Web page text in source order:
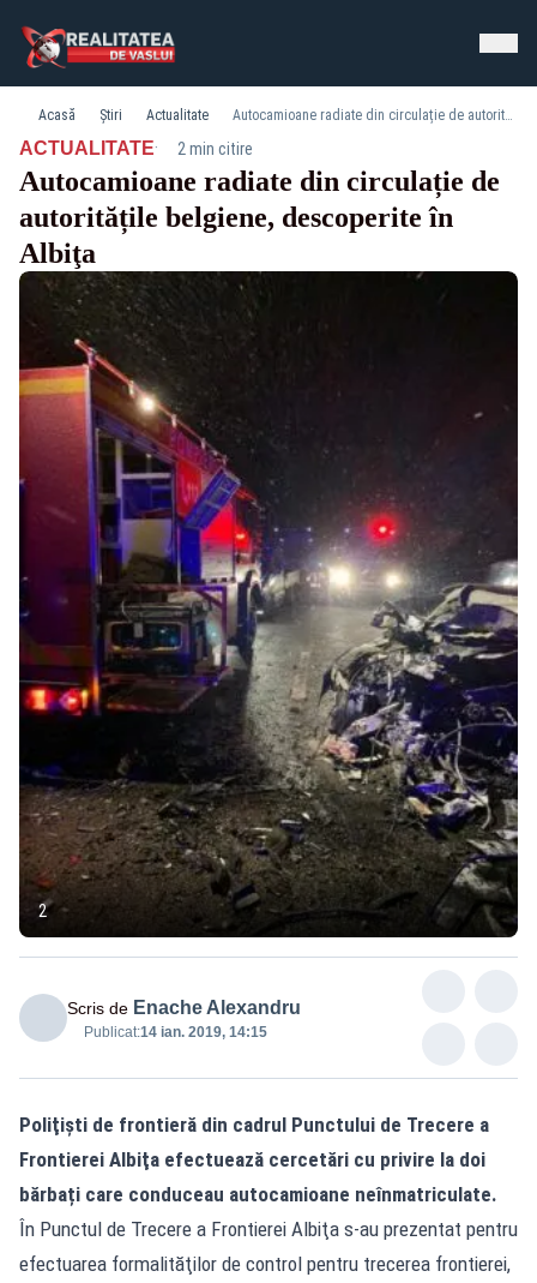
Acasă Știri Actualitate Autocamioane radiate din circulație de autoritățile belgiene, descoperite în Albiţa
ACTUALITATE· 2 min citire
Autocamioane radiate din circulație de
autoritățile belgiene, descoperite în
Albiţa
2
Scris de Enache Alexandru
Publicat:14 ian. 2019, 14:15
Poliţişti de frontieră din cadrul Punctului de Trecere a
Frontierei Albiţa efectuează cercetări cu privire la doi
bărbați care conduceau autocamioane neînmatriculate.
În Punctul de Trecere a Frontierei Albiţa s-au prezentat pentru
efectuarea formalităţilor de control pentru trecerea frontierei,